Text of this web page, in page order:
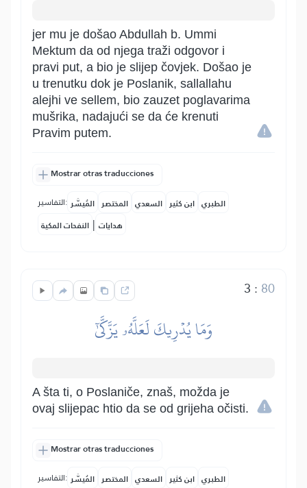
jer mu je došao Abdullah b. Ummi
Mektum da od njega traži odgovor i
pravi put, a bio je slijep čovjek. Došao je
u trenutku dok je Poslanik, sallallahu
alejhi ve sellem, bio zauzet poglavarima
mušrika, nadajući se da će krenuti
Pravim putem.
Mostrar otras traducciones
التفاسير: المُيسَّر المختصر السعدي ابن كثير الطبري
النفحات المكية | هدايات
3 : 80
وَمَا يُدۡرِيكَ لَعَلَّهُۥ يَزَّكَّىٰٓ
A šta ti, o Poslaniče, znaš, možda je
ovaj slijepac htio da se od grijeha očisti.
Mostrar otras traducciones
التفاسير: المُيسَّر المختصر السعدي ابن كثير الطبري